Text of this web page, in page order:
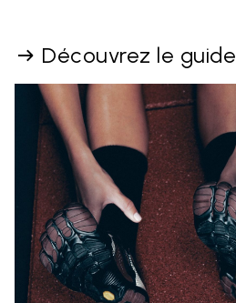
Découvrez le guide